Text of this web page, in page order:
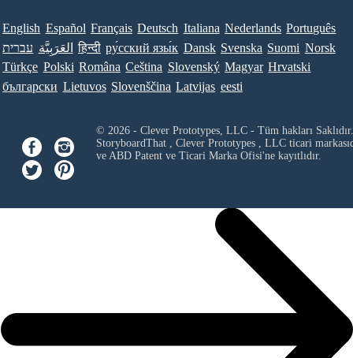
English Español Français Deutsch Italiana Nederlands Português
עברית العَرَبِيَّة हिन्दी ру́сский язы́к Dansk Svenska Suomi Norsk
Türkçe Polski Româna Ceština Slovenský Magyar Hrvatski
български Lietuvos Slovenščina Latvijas eesti
© 2026 - Clever Prototypes, LLC - Tüm hakları Saklıdır.
StoryboardThat , Clever Prototypes , LLCticari
ve ABD Patent ve Ticari Marka Ofisi'ne kayıtlıdır.